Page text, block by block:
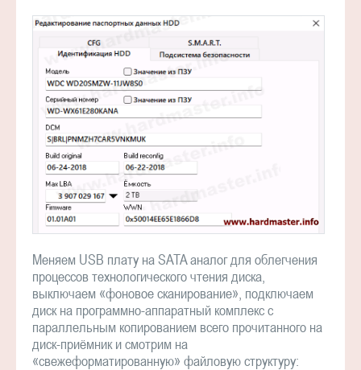
Меняем USB плату на SATA аналог для облегчения
процессов технологического чтения диска,
выключаем «фоновое сканирование», подключаем
диск на программно-аппаратный комплекс с
параллельным копированием всего прочитанного на
диск-приёмник и смотрим на
«свежеформатированную» файловую структуру: